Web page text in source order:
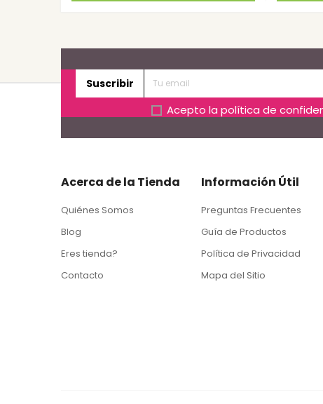
Suscribir
Acepto la política de
Acerca de la Tienda
Quiénes Somos
Blog
Eres tienda?
Contacto
Información Útil
Preguntas Frecuentes
Guía de Productos
Política de Privacidad
Mapa del Sitio